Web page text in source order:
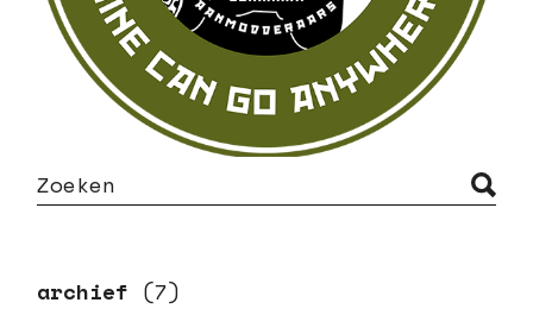
archief (7)